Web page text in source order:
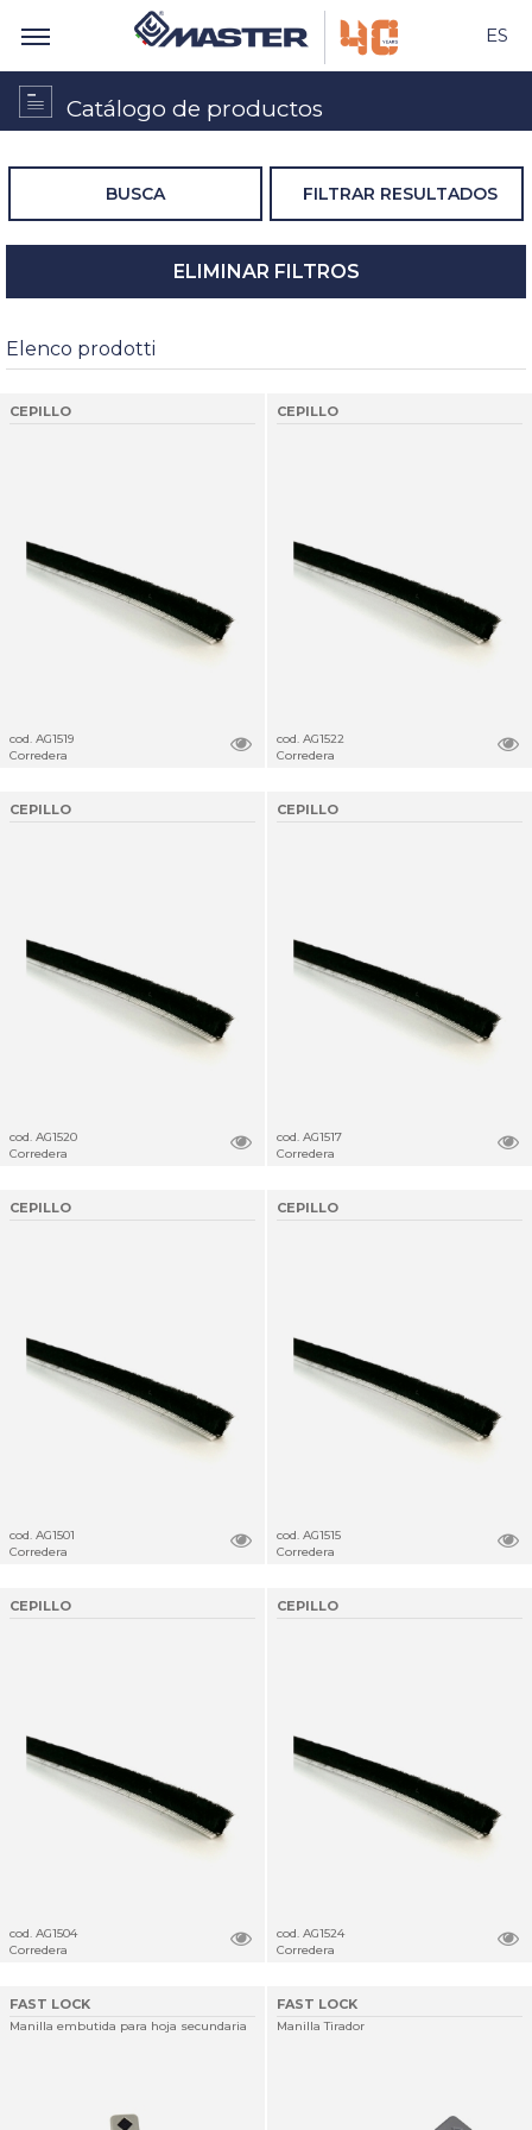
ES
Catálogo de productos
BUSCA FILTRAR RESULTADOS
ELIMINAR FILTROS
Elenco prodotti
CEPILLO
cod. AG1519
Corredera
CEPILLO
cod. AG1522
Corredera
CEPILLO
cod. AG1520
Corredera
CEPILLO
cod. AG1517
Corredera
CEPILLO
cod. AG1501
Corredera
CEPILLO
cod. AG1515
Corredera
CEPILLO
cod. AG1504
Corredera
CEPILLO
cod. AG1524
Corredera
FAST LOCK
Manilla embutida para hoja secundaria
FAST LOCK
Manilla Tirador